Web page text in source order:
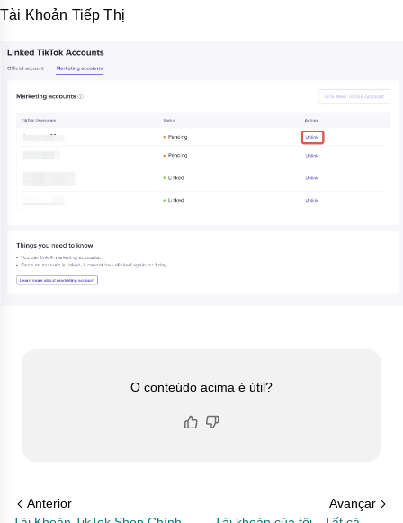
Tài Khoản Tiếp Thị
O conteúdo acima é útil?
Anterior
Avançar